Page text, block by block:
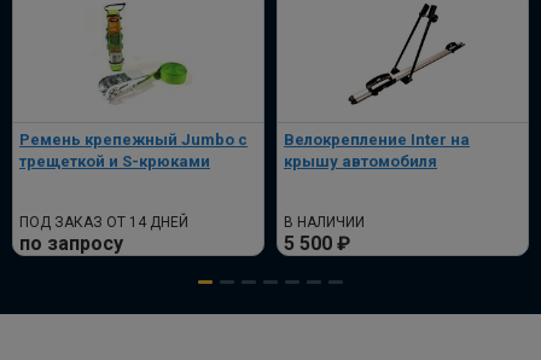
Ремень крепежный Jumbo с
трещеткой и S-крюками
ПОД ЗАКАЗ ОТ 14 ДНЕЙ
по запросу
Велокрепление Inter на
крышу автомобиля
В НАЛИЧИИ
5 500 ₽